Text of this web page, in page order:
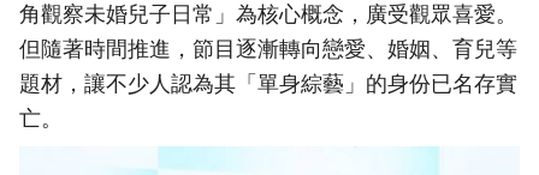
角觀察未婚兒子日常」為核心概念，廣受觀眾喜愛。
但隨著時間推進，節目逐漸轉向戀愛、婚姻、育兒等
題材，讓不少人認為其「單身綜藝」的身份已名存實
亡。